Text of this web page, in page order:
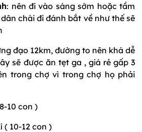
: nên đi vào sáng sớm hoặc tầm
chài đi đánh bắt về như thế sẽ
đạo 12km, đường to nên khá dễ
sẽ được ăn tẹt ga , giá rẻ gấp 3
trong chợ vì trong chợ họ phải
10 con )
( 10-12 con )